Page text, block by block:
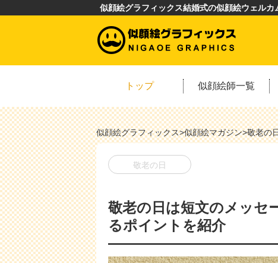
似顔絵グラフィックス結婚式の似顔絵ウェル
トップ 似顔絵師一覧
似顔絵グラフィックス>似顔絵マガジン>敬老の
敬老の日
敬老の日は短文のメッセ
るポイントを紹介